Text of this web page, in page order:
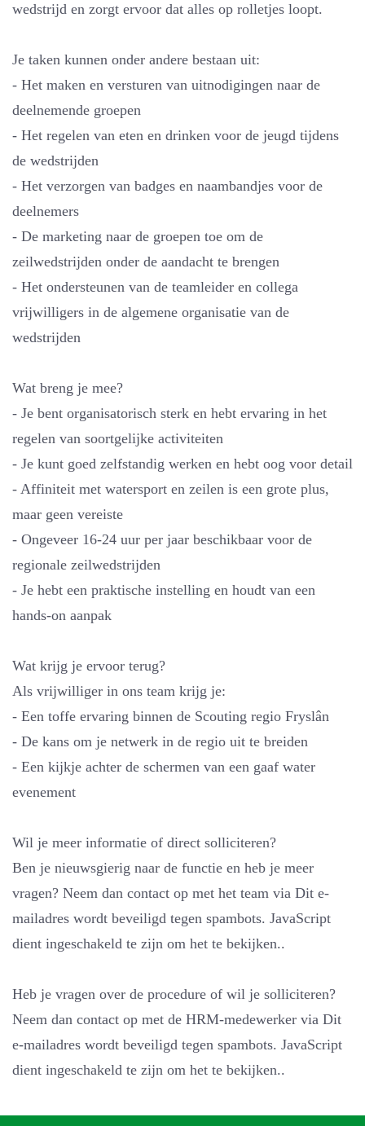
wedstrijd en zorgt ervoor dat alles op rolletjes loopt.
Je taken kunnen onder andere bestaan uit:
- Het maken en versturen van uitnodigingen naar de
deelnemende groepen
- Het regelen van eten en drinken voor de jeugd tijdens
de wedstrijden
- Het verzorgen van badges en naambandjes voor de
deelnemers
- De marketing naar de groepen toe om de
zeilwedstrijden onder de aandacht te brengen
- Het ondersteunen van de teamleider en collega
vrijwilligers in de algemene organisatie van de
wedstrijden
Wat breng je mee?
- Je bent organisatorisch sterk en hebt ervaring in het
regelen van soortgelijke activiteiten
- Je kunt goed zelfstandig werken en hebt oog voor detail
- Affiniteit met watersport en zeilen is een grote plus,
maar geen vereiste
- Ongeveer 16-24 uur per jaar beschikbaar voor de
regionale zeilwedstrijden
- Je hebt een praktische instelling en houdt van een
hands-on aanpak
Wat krijg je ervoor terug?
Als vrijwilliger in ons team krijg je:
- Een toffe ervaring binnen de Scouting regio Fryslân
- De kans om je netwerk in de regio uit te breiden
- Een kijkje achter de schermen van een gaaf water
evenement
Wil je meer informatie of direct solliciteren?
Ben je nieuwsgierig naar de functie en heb je meer
vragen? Neem dan contact op met het team via Dit e-
mailadres wordt beveiligd tegen spambots. JavaScript
dient ingeschakeld te zijn om het te bekijken..
Heb je vragen over de procedure of wil je solliciteren?
Neem dan contact op met de HRM-medewerker via Dit
e-mailadres wordt beveiligd tegen spambots. JavaScript
dient ingeschakeld te zijn om het te bekijken..